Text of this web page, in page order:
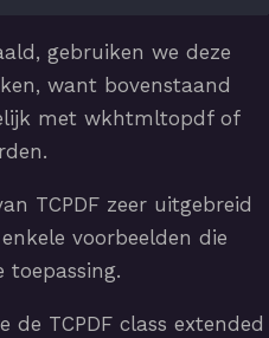
gebruiken we deze
want bovenstaand
met wkhtmltopdf of
TCPDF zeer uitgebreid
voorbeelden die
toepassing.
TCPDF class extended